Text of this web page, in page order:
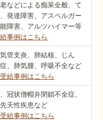
などによる痴呆全般、て
発達障害、アスペルガー
障害、アルツハイマー等
事例はこちら
管支炎、肺結核、じん
、肺気腫、呼吸不全など
給事例はこちら
冠状僧帽弁閉鎖不全症、
天性疾患など
給事例はこちら